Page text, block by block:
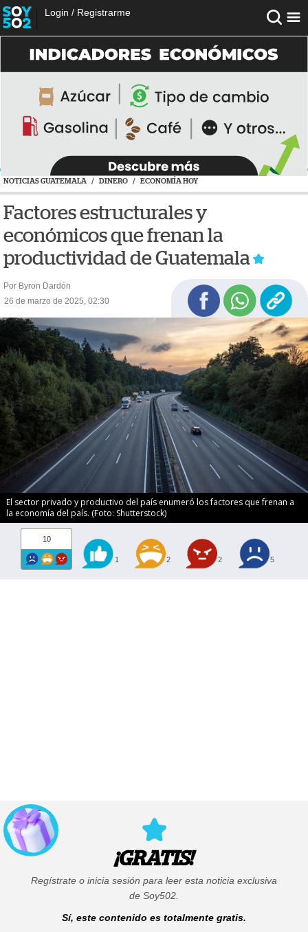
Login / Registrarme
NOTICIAS GUATEMALA / DINERO / ECONOMÍA HOY
Factores estructurales y
económicos que frenan la
productividad de Guatemala
Por Byron Dardón
26 de marzo de 2025, 02:30
El sector privado y productivo del país enumeró los factores que frenan a
la economía del país. (Foto: Shutterstock)
10
1 2 2 5
¡GRATIS!
Regístrate o inicia sesión para leer esta noticia exclusiva
de Soy502.
Sí, este contenido es totalmente gratis.